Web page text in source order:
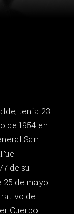
tenía 23
de 1954 en
San
de su
de mayo
de
Cuerpo